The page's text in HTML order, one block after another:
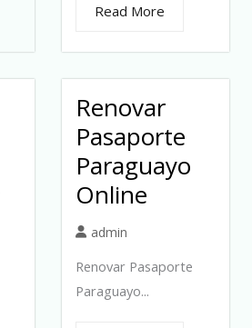
Read More
Renovar
Pasaporte
Paraguayo
Online
admin
Renovar Pasaporte
Paraguayo...